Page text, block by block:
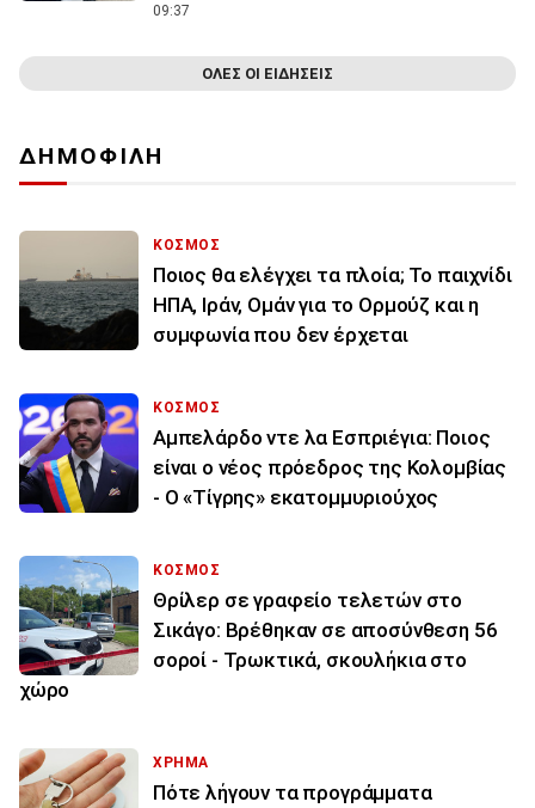
09:37
ΟΛΕΣ ΟΙ ΕΙΔΗΣΕΙΣ
ΔΗΜΟΦΙΛΗ
ΚΟΣΜΟΣ
Ποιος θα ελέγχει τα πλοία; Το παιχνίδι
ΗΠΑ, Ιράν, Ομάν για το Ορμούζ και η
συμφωνία που δεν έρχεται
ΚΟΣΜΟΣ
Αμπελάρδο ντε λα Εσπριέγια: Ποιος
είναι ο νέος πρόεδρος της Κολομβίας
- Ο «Τίγρης» εκατομμυριούχος
ΚΟΣΜΟΣ
Θρίλερ σε γραφείο τελετών στο
Σικάγο: Βρέθηκαν σε αποσύνθεση 56
σοροί - Τρωκτικά, σκουλήκια στο
χώρο
ΧΡΗΜΑ
Πότε λήγουν τα προγράμματα